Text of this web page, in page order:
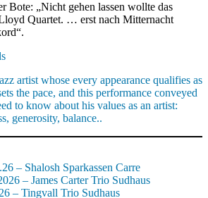
Bote: „Nicht gehen lassen wollte das
Quartet. … erst nach Mitternacht
artist whose every appearance qualifies as
the pace, and this performance conveyed
to know about his values as an artist:
generosity, balance..
– Shalosh Sparkassen Carre
– James Carter Trio Sudhaus
– Tingvall Trio Sudhaus